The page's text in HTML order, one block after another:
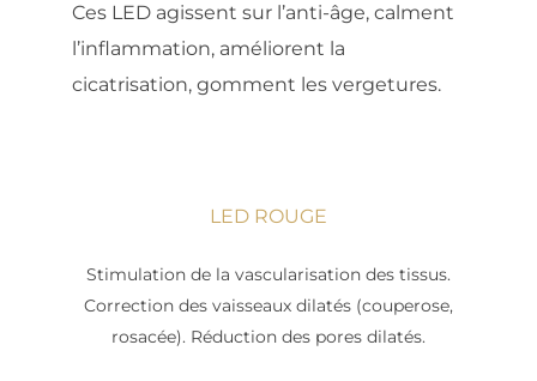
Ces LED agissent sur l’anti-âge, calment
l’inflammation, améliorent la
cicatrisation, gomment les vergetures.
LED ROUGE
Stimulation de la vascularisation des tissus.
Correction des vaisseaux dilatés (couperose,
rosacée). Réduction des pores dilatés.